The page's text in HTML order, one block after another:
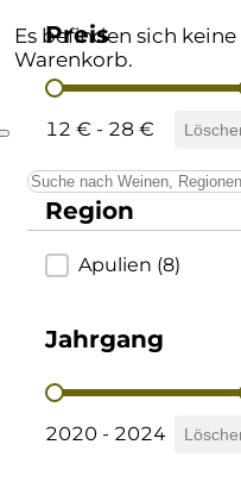
Es befinden sich keine
Warenkorb.
Preis
Preis
12 € - 28 €
Region
Region
Apulien (8)
Jahrgang
Jahrgang
2020 - 2024
Andere Formate
Prämierte Weine
Lombardei
Marken
Sardinien
Sizilien
Südtirol
Trentino
Toskana
Supertuscan
Vino Nobile di